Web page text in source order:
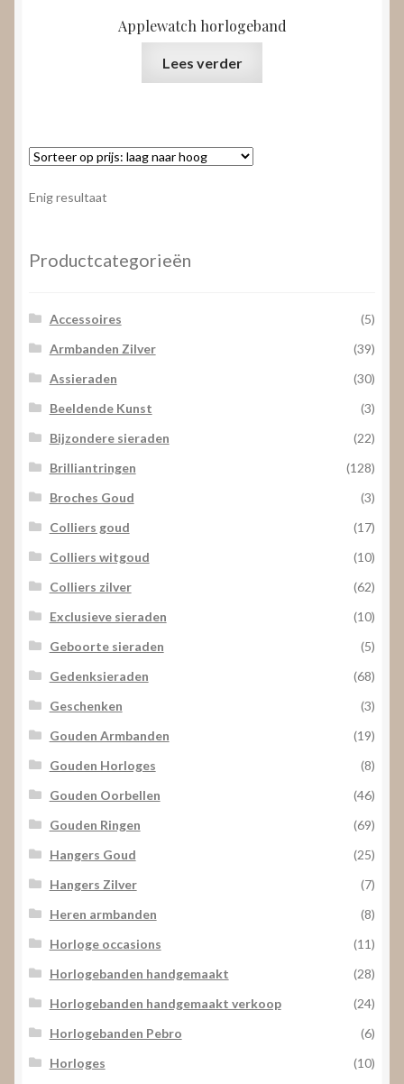
Applewatch horlogeband
Lees verder
Enig resultaat
Productcategorieën
Accessoires
(5)
Armbanden Zilver
(39)
Assieraden
(30)
Beeldende Kunst
(3)
Bijzondere sieraden
(22)
Brilliantringen
(128)
Broches Goud
(3)
Colliers goud
(17)
Colliers witgoud
(10)
Colliers zilver
(62)
Exclusieve sieraden
(10)
Geboorte sieraden
(5)
Gedenksieraden
(68)
Geschenken
(3)
Gouden Armbanden
(19)
Gouden Horloges
(8)
Gouden Oorbellen
(46)
Gouden Ringen
(69)
Hangers Goud
(25)
Hangers Zilver
(7)
Heren armbanden
(8)
Horloge occasions
(11)
Horlogebanden handgemaakt
(28)
Horlogebanden handgemaakt verkoop
(24)
Horlogebanden Pebro
(6)
Horloges
(10)